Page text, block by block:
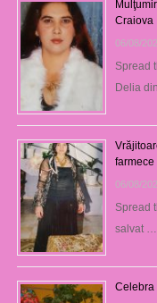
Craiova
06/08/
Spread
Delia
farmece
06/08/
Spread
salvat …
Celebra